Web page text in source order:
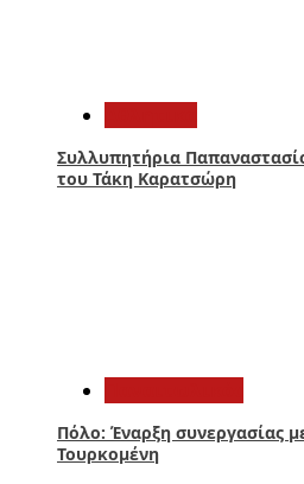
Συλλυπητήρια
του Τάκη Καρατσώρη
Πόλο: Έναρξη συνεργασίας
Τουρκομένη